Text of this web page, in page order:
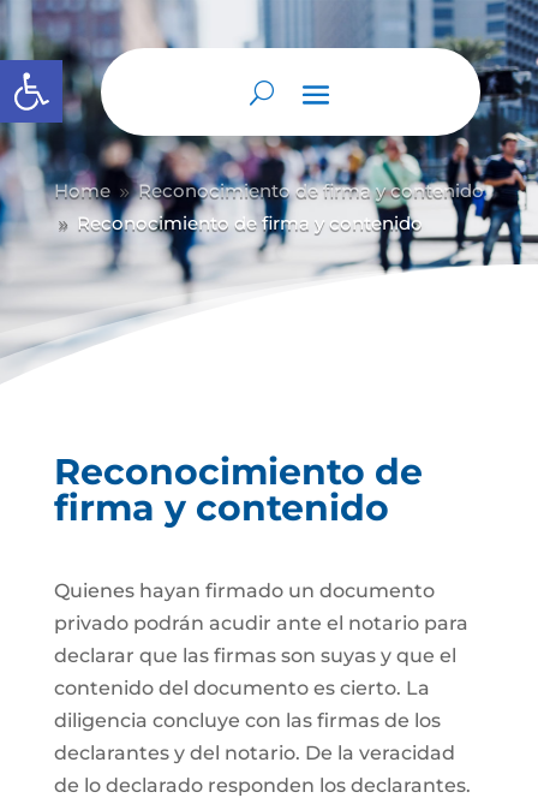
Abrir barra de herramientas
Home 9 Reconocimiento de firma y contenido
9 Reconocimiento de firma y contenido
Reconocimiento de
firma y contenido
Quienes hayan firmado un documento
privado podrán acudir ante el notario para
declarar que las firmas son suyas y que el
contenido del documento es cierto. La
diligencia concluye con las firmas de los
declarantes y del notario. De la veracidad
de lo declarado responden los declarantes.